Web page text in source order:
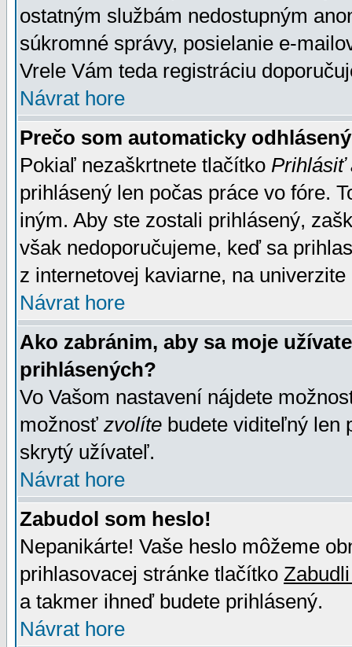
ostatným službám nedostupným
súkromné správy, posielanie e-
Vrele Vám teda registráciu
Návrat hore
Prečo som automaticky
Pokiaľ nezaškrtnete tlačítko Prihlásiť
prihlásený len počas práce vo fóre.
iným. Aby ste zostali prihlásený,
však nedoporučujeme, keď sa
z internetovej kaviarne, na univerzite
Návrat hore
Ako zabránim, aby sa moje
prihlásených?
Vo Vašom nastavení nájdete
možnosť zvolíte budete viditeľný len
skrytý užívateľ.
Návrat hore
Zabudol som heslo!
Nepanikárte! Vaše heslo môžeme
prihlasovacej stránke tlačítko
a takmer ihneď budete prihlásený.
Návrat hore